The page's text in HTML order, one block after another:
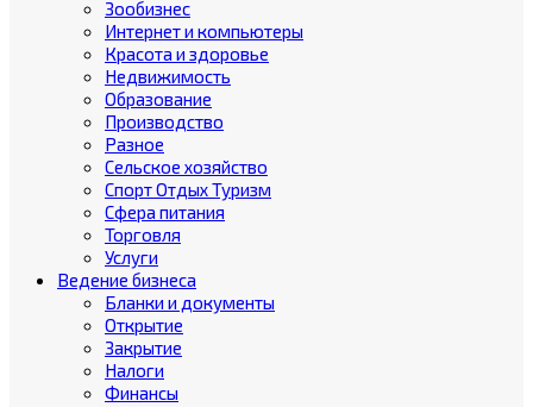
Зообизнес
Интернет и компьютеры
Красота и здоровье
Недвижимость
Образование
Производство
Разное
Сельское хозяйство
Спорт Отдых Туризм
Сфера питания
Торговля
Услуги
Ведение бизнеса
Бланки и документы
Открытие
Закрытие
Налоги
Финансы